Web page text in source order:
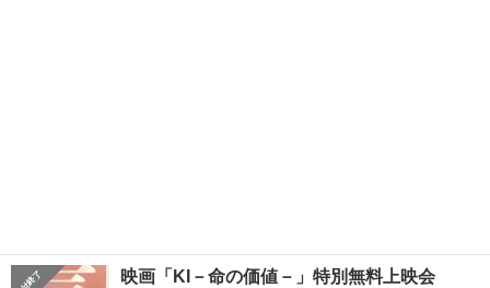
映画「KI－命の価値－」特別無料上映会